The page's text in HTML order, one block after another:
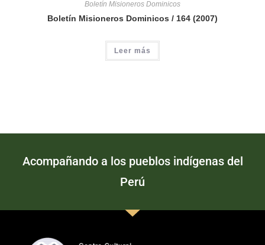
Boletín Misioneros Dominicos
Boletín Misioneros Dominicos / 164 (2007)
Leer más
Acompañando a los pueblos indígenas del
Perú